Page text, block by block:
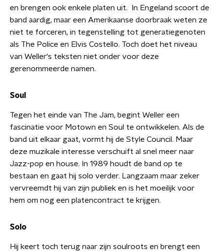
en brengen ook enkele platen uit. In Engeland scoort de
band aardig, maar een Amerikaanse doorbraak weten ze
niet te forceren, in tegenstelling tot generatiegenoten
als The Police en Elvis Costello. Toch doet het niveau
van Weller's teksten niet onder voor deze
gerenommeerde namen.
Soul
Tegen het einde van The Jam, begint Weller een
fascinatie voor Motown en Soul te ontwikkelen. Als de
band uit elkaar gaat, vormt hij de Style Council. Maar
deze muzikale interesse verschuift al snel meer naar
Jazz-pop en house. In 1989 houdt de band op te
bestaan en gaat hij solo verder. Langzaam maar zeker
vervreemdt hij van zijn publiek en is het moeilijk voor
hem om nog een platencontract te krijgen.
Solo
Hij keert toch terug naar zijn soulroots en brengt een